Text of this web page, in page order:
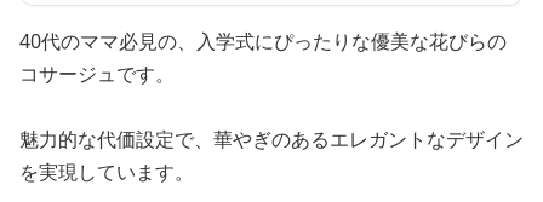
40代のママ必見の、入学式にぴったりな優美な花びらの
コサージュです。
魅力的な代価設定で、華やぎのあるエレガントなデザイン
を実現しています。